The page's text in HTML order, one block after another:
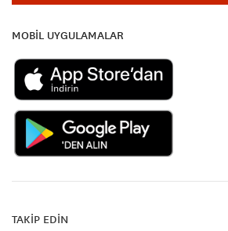
MOBİL UYGULAMALAR
TAKİP EDİN